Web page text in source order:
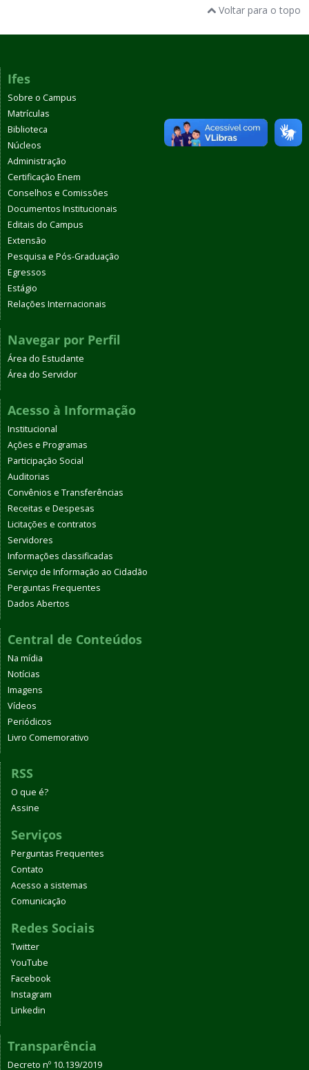
Voltar para o topo
Ifes
Sobre o Campus
Matrículas
Biblioteca
Núcleos
Administração
Certificação Enem
Conselhos e Comissões
Documentos Institucionais
Editais do Campus
Extensão
Pesquisa e Pós-Graduação
Egressos
Estágio
Relações Internacionais
Navegar por Perfil
Área do Estudante
Área do Servidor
Acesso à Informação
Institucional
Ações e Programas
Participação Social
Auditorias
Convênios e Transferências
Receitas e Despesas
Licitações e contratos
Servidores
Informações classificadas
Serviço de Informação ao Cidadão
Perguntas Frequentes
Dados Abertos
Central de Conteúdos
Na mídia
Notícias
Imagens
Vídeos
Periódicos
Livro Comemorativo
RSS
O que é?
Assine
Serviços
Perguntas Frequentes
Contato
Acesso a sistemas
Comunicação
Redes Sociais
Twitter
YouTube
Facebook
Instagram
Linkedin
Transparência
Decreto nº 10.139/2019